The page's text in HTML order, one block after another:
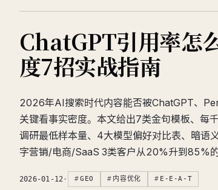
ChatGPT引用率怎
度7招实战指南
2026年AI搜索时代内容能否被ChatGPT、
关键看事实密度。本文给出7类金句模板、每
调研最低样本量、4大模型偏好对比表、暗语
字营销/电商/SaaS 3类客户从20%升到85%的
2026-01-12 · GEO 内容优化 E-E-A-T